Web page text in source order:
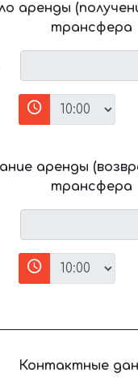
аренды
трансфера
аренды
трансфера
Контактные